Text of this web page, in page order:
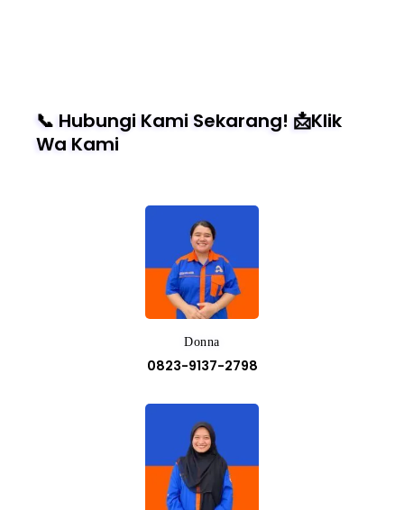
📞 Hubungi Kami Sekarang! 📩Klik
Wa Kami
Donna
0823-9137-2798